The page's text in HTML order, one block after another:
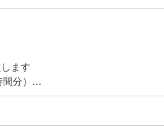
是非応募してください。
ます
分）